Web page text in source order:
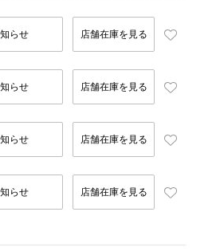
らせ 店舗在庫を見る
らせ 店舗在庫を見る
らせ 店舗在庫を見る
らせ 店舗在庫を見る